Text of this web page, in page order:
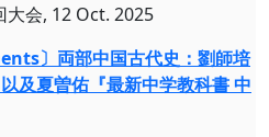
大会, 12 Oct. 2025
〕両部中国古代史：劉師培
及夏曽佑『最新中学教科書 中